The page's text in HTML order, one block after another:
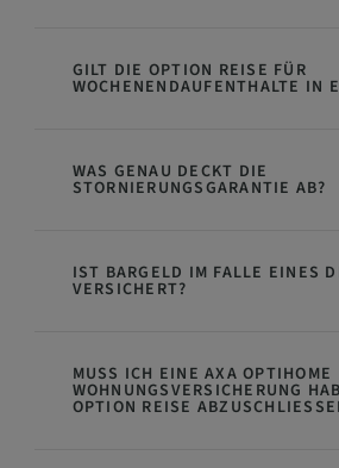
GILT DIE OPTION REISE FÜR
WOCHENENDAUFENTHALTE IN
WAS GENAU DECKT DIE
STORNIERUNGSGARANTIE AB?
IST BARGELD IM FALLE EINES
VERSICHERT?
MUSS ICH EINE AXA OPTIHOME
WOHNUNGSVERSICHERUNG
OPTION REISE